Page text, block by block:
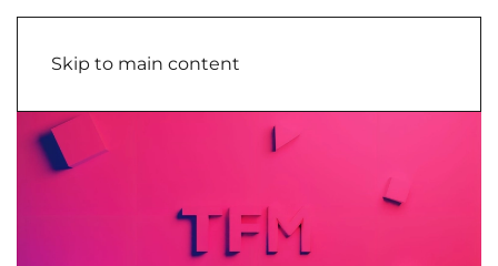
Skip to main content